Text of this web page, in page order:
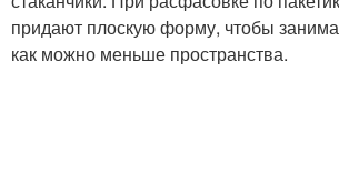
придают плоскую форму, чтобы
как можно меньше пространства.